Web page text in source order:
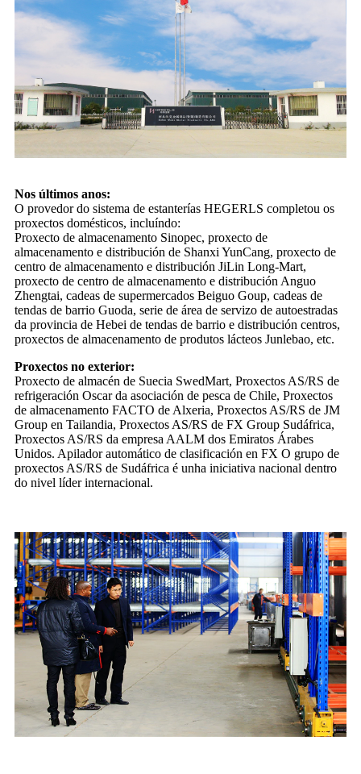
Nos últimos anos:
O provedor do sistema de estanterías HEGERLS completou os
proxectos domésticos, incluíndo:
Proxecto de almacenamento Sinopec, proxecto de
almacenamento e distribución de Shanxi YunCang, proxecto de
centro de almacenamento e distribución JiLin Long-Mart,
proxecto de centro de almacenamento e distribución Anguo
Zhengtai, cadeas de supermercados Beiguo Goup, cadeas de
tendas de barrio Guoda, serie de área de servizo de autoestradas
da provincia de Hebei de tendas de barrio e distribución centros,
proxectos de almacenamento de produtos lácteos Junlebao, etc.
Proxectos no exterior:
Proxecto de almacén de Suecia SwedMart, Proxectos AS/RS de
refrigeración Oscar da asociación de pesca de Chile, Proxectos
de almacenamento FACTO de Alxeria, Proxectos AS/RS de JM
Group en Tailandia, Proxectos AS/RS de FX Group Sudáfrica,
Proxectos AS/RS da empresa AALM dos Emiratos Árabes
Unidos. Apilador automático de clasificación en FX O grupo de
proxectos AS/RS de Sudáfrica é unha iniciativa nacional dentro
do nivel líder internacional.